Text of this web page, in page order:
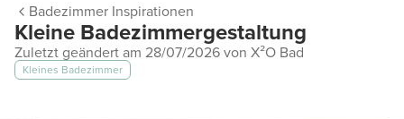
Badezimmer Inspirationen
Kleine Badezimmergestaltung
Zuletzt geändert am 28/07/2026 von X²O Bad
Kleines Badezimmer